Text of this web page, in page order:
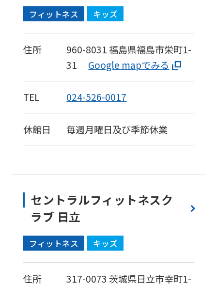
フィットネス キッズ
住所 960-8031福島県福島市栄町1-
31
Google mapでみる
TEL 024-526-0017
休館日 毎週月曜日及び季節休業
セントラルフィットネスク
ラブ 日立
フィットネス キッズ
住所 317-0073 茨城県日立市幸町1-